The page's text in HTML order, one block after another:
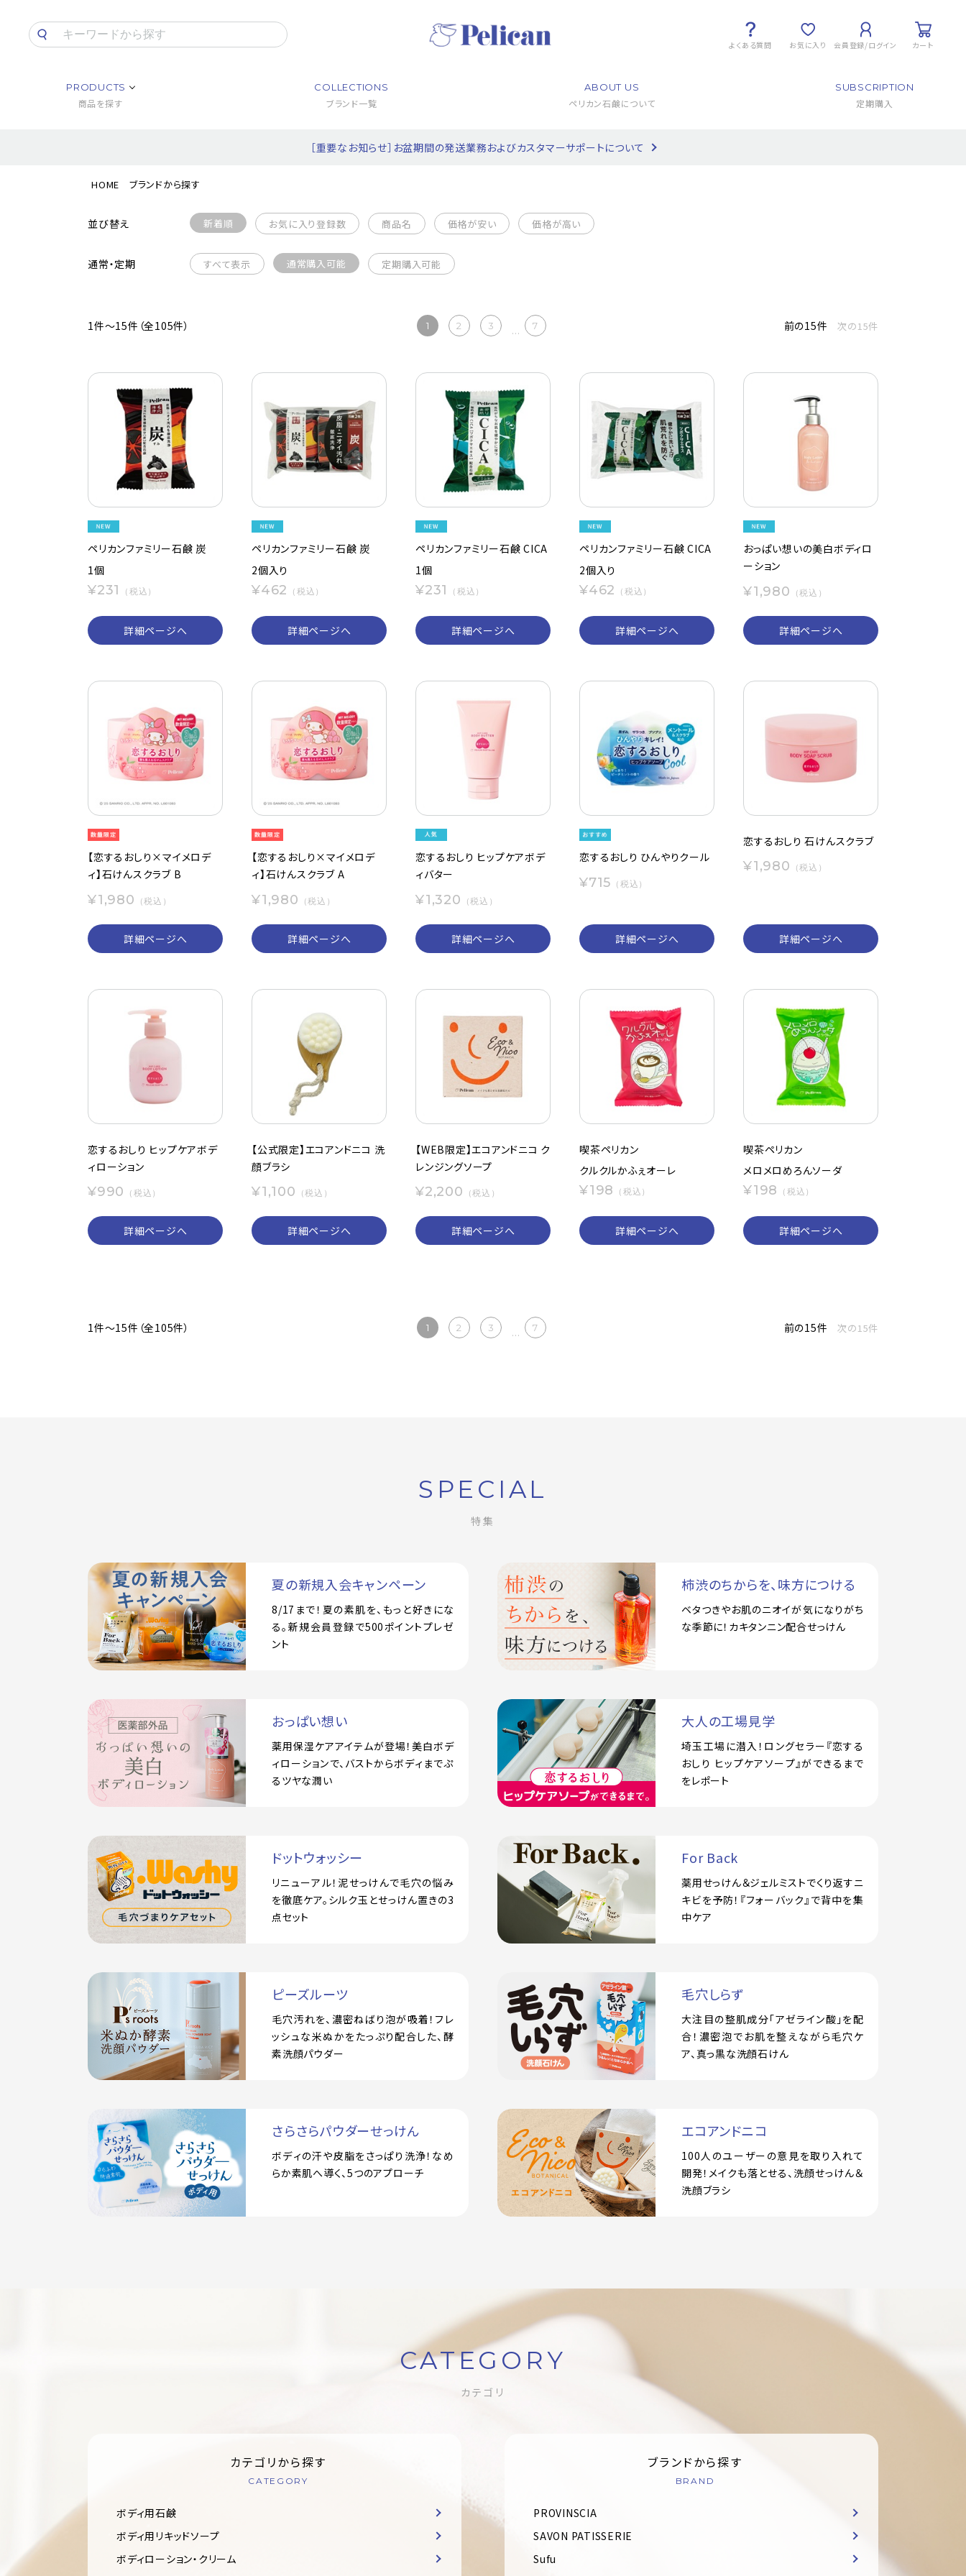
よくある質問 お気に入り 会員登録/ログイン カート
PRODUCTS
商品を探す
COLLECTIONS
ブランド一覧
ABOUT US
ペリカン石鹸について
SUBSCRIPTION
定期購入
［重要なお知らせ］お盆期間の発送業務およびカスタマーサポートについて
HOME ブランドから探す
並び替え 新着順 お気に入り登録数 商品名 価格が安い 価格が高い
通常・定期 すべて表示 通常購入可能 定期購入可能
1件～15件（全105件） 1 2 3 ... 7 前の15件 次の15件
ペリカンファミリー石鹸 炭
1個
¥231 （税込）
詳細ページへ
ペリカンファミリー石鹸 炭
2個入り
¥462 （税込）
詳細ページへ
ペリカンファミリー石鹸 CICA
1個
¥231 （税込）
詳細ページへ
ペリカンファミリー石鹸 CICA
2個入り
¥462 （税込）
詳細ページへ
おっぱい想いの美白ボディロ
ーション
¥1,980 （税込）
詳細ページへ
【恋するおしり×マイメロデ
ィ】石けんスクラブ B
¥1,980 （税込）
詳細ページへ
【恋するおしり×マイメロデ
ィ】石けんスクラブ A
¥1,980 （税込）
詳細ページへ
恋するおしり ヒップケアボデ
ィバター
¥1,320 （税込）
詳細ページへ
恋するおしり ひんやりクール
¥715 （税込）
詳細ページへ
恋するおしり 石けんスクラブ
¥1,980 （税込）
詳細ページへ
恋するおしり ヒップケアボデ
ィローション
¥990 （税込）
詳細ページへ
【公式限定】エコアンドニコ 洗
顔ブラシ
¥1,100 （税込）
詳細ページへ
【WEB限定】エコアンドニコ ク
レンジングソープ
¥2,200 （税込）
詳細ページへ
喫茶ペリカン
クルクルかふぇオーレ
¥198 （税込）
詳細ページへ
喫茶ペリカン
メロメロめろんソーダ
¥198 （税込）
詳細ページへ
1件～15件（全105件） 1 2 3 ... 7 前の15件 次の15件
SPECIAL
特集
夏の新規入会キャンペーン
8/17まで！夏の素肌を、もっと好きにな
る。新規会員登録で500ポイントプレゼ
ント
柿渋のちからを、味方につける
ベタつきやお肌のニオイが気になりがち
な季節に！カキタンニン配合せっけん
おっぱい想い
薬用保湿ケアアイテムが登場！美白ボデ
ィローションで、バストからボディまでぷ
るツヤな潤い
大人の工場見学
埼玉工場に潜入！ロングセラー『恋する
おしり ヒップケアソープ』ができるまで
をレポート
ドットウォッシー
リニューアル！泥せっけんで毛穴の悩み
を徹底ケア。シルク玉とせっけん置きの3
点セット
For Back
薬用せっけん＆ジェルミストでくり返すニ
キビを予防！『フォーバック』で背中を集
中ケア
ピーズルーツ
毛穴汚れを、濃密ねばり泡が吸着！フレ
ッシュな米ぬかをたっぷり配合した、酵
素洗顔パウダー
毛穴しらず
大注目の整肌成分「アゼライン酸」を配
合！濃密泡でお肌を整えながら毛穴ケ
ア、真っ黒な洗顔石けん
さらさらパウダーせっけん
ボディの汗や皮脂をさっぱり洗浄！なめ
らか素肌へ導く、5つのアプローチ
エコアンドニコ
100人のユーザーの意見を取り入れて
開発！メイクも落とせる、洗顔せっけん＆
洗顔ブラシ
CATEGORY
カテゴリ
カテゴリから探す
CATEGORY
ボディ用石鹸
ボディ用リキッドソープ
ボディローション・クリーム
ブランドから探す
BRAND
PROVINSCIA
SAVON PATISSERIE
Sufu